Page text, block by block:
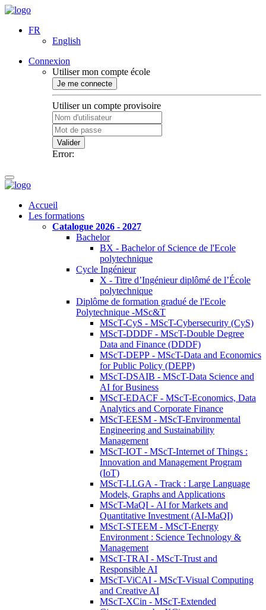
FR
English
Connexion
Utiliser mon compte école
Je me connecte
Utiliser un compte provisoire
Valider
Error:
Accueil
Les formations
Catalogue 2026 - 2027
Bachelor
BX - Bachelor of Science de l'Ecole
polytechnique
Cycle Ingénieur
X - Titre d’Ingénieur diplômé de l’École
polytechnique
Diplôme de formation gradué de l'Ecole
Polytechnique -MSc&T
MScT-CyS - MScT-Cybersecurity (CyS)
MScT-DDDF - MScT-Double Degree
Data and Finance (DDDF)
MScT-DEPP - MScT-Data and Economics
for Public Policy (DEPP)
MScT-DSAIB - MScT-Data Science and
AI for Business
MScT-EDACF - MScT-Economics, Data
Analytics and Corporate Finance
MScT-EESM - MScT-Environmental
Engineering and Sustainability
Management
MScT-IOT - MScT-Internet of Things :
Innovation and Management Program
(IoT)
MScT-LLGA - Track : Large Language
Models, Graphs and Applications
MScT-MaQI - AI for Markets and
Quantitative Investment (AI-MaQI)
MScT-STEEM - MScT-Energy
Environment : Science Technology &
Management
MScT-TRAI - MScT-Trust and
Responsible AI
MScT-ViCAI - MScT-Visual Computing
and Creative AI
MScT-XCin - MScT-Extended